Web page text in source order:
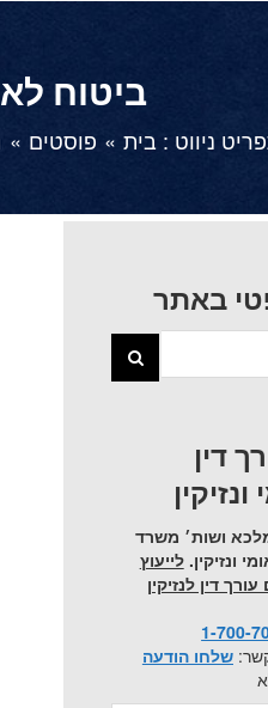
ביטוח
ניווט : בית פוסטים
באתר
דין
ושות׳ משרד
ונזיקין. לייעוץ
דין לנזיקין
1-700-
שלחו הודעה